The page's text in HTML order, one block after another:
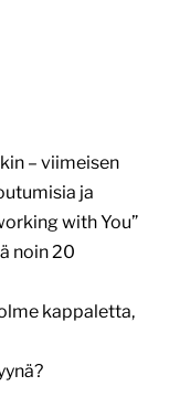
– viimeisen
ja
with You”
noin 20
kappaletta,